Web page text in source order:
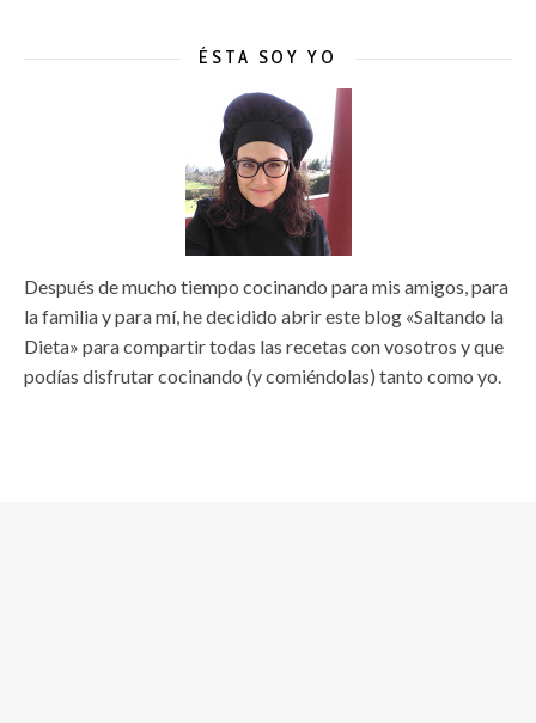
ÉSTA SOY YO
Después de mucho tiempo cocinando para mis amigos, para
la familia y para mí, he decidido abrir este blog «Saltando la
Dieta» para compartir todas las recetas con vosotros y que
podías disfrutar cocinando (y comiéndolas) tanto como yo.